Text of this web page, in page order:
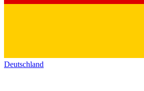
Deutschland